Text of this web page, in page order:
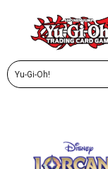
Yu-Gi-Oh!